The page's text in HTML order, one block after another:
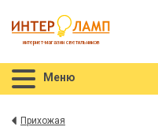
интернет-магазин светильников
Меню
Прихожая